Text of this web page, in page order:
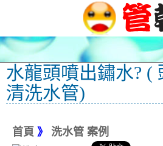
水龍頭噴出鏽水? (
清洗水管)
首頁 》 洗水管 案例